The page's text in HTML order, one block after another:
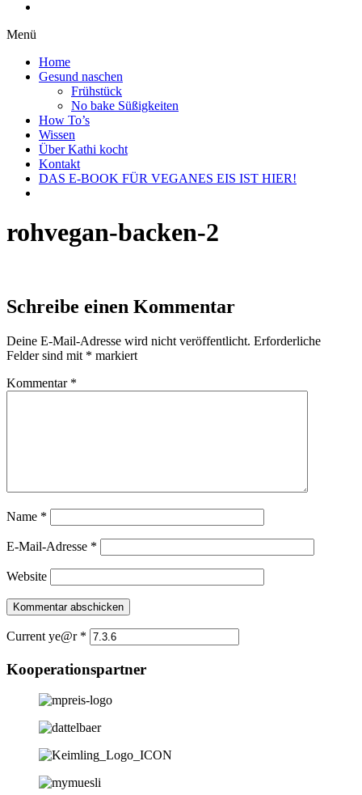
Menü
Home
Gesund naschen
Frühstück
No bake Süßigkeiten
How To’s
Wissen
Über Kathi kocht
Kontakt
DAS E-BOOK FÜR VEGANES EIS IST HIER!
rohvegan-backen-2
Schreibe einen Kommentar
Deine E-Mail-Adresse wird nicht veröffentlicht. Erforderliche
Felder sind mit * markiert
Kommentar *
Name *
E-Mail-Adresse *
Website
Current ye@r *
Kooperationspartner